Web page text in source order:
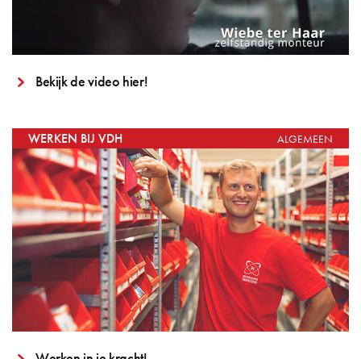
Bekijk de video hier!
WERKEN BIJ VDH ALGEMEEN